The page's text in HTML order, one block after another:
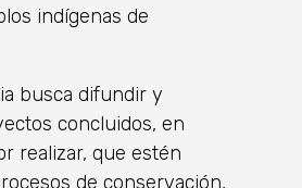
indígenas de
busca difundir y
concluidos, en
realizar, que estén
de conservación,